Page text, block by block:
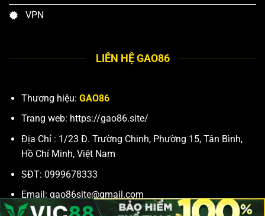
VPN
LIÊN HỆ GAO86
Thương hiệu: GAO86
Trang web: https://gao86.site/
Địa Chỉ : 1/23 Đ. Trường Chinh, Phường 15, Tân Bình,
Hồ Chí Minh, Việt Nam
SĐT: 0999678333
Email: gao86site@gmail.com